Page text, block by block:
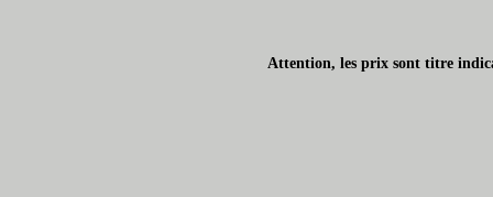
Attention, les prix sont titre